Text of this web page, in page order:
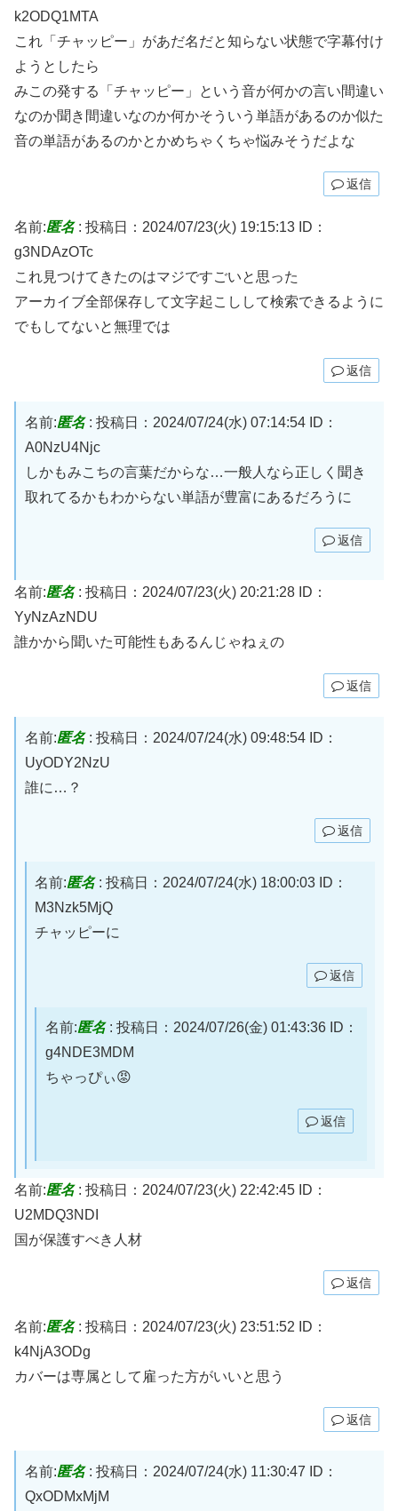
k2ODQ1MTA
これ「チャッピー」があだ名だと知らない状態で字幕付け
ようとしたら
みこの発する「チャッピー」という音が何かの言い間違い
なのか聞き間違いなのか何かそういう単語があるのか似た
音の単語があるのかとかめちゃくちゃ悩みそうだよな
返信
名前:匿名: 投稿日：2024/07/23(火) 19:15:13 ID：
g3NDAzOTc
これ見つけてきたのはマジですごいと思った
アーカイブ全部保存して文字起こしして検索できるように
でもしてないと無理では
返信
名前:匿名: 投稿日：2024/07/24(水) 07:14:54
ID：
A0NzU4Njc
しかもみこちの言葉だからな…一般人なら正しく聞き
取れてるかもわからない単語が豊富にあるだろうに
返信
名前:匿名: 投稿日：2024/07/23(火) 20:21:28 ID：
YyNzAzNDU
誰かから聞いた可能性もあるんじゃねぇの
返信
名前:匿名: 投稿日：2024/07/24(水) 09:48:54
ID：
UyODY2NzU
誰に…？
返信
名前:匿名: 投稿日：2024/07/24(水) 18:00:03 ID：
M3Nzk5MjQ
チャッピーに
返信
名前:匿名: 投稿日：2024/07/26(金) 01:43:36
ID：
g4NDE3MDM
ちゃっぴぃ😡
返信
名前:匿名: 投稿日：2024/07/23(火) 22:42:45 ID：
U2MDQ3NDI
国が保護すべき人材
返信
名前:匿名: 投稿日：2024/07/23(火) 23:51:52
ID：
k4NjA3ODg
カバーは専属として雇った方がいいと思う
返信
名前:匿名: 投稿日：2024/07/24(水) 11:30:47
ID：
QxODMxMjM